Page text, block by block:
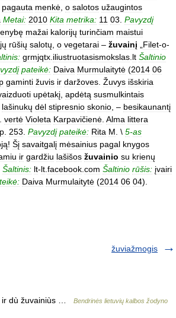
pagauta menkė o salotos užaugintos
Metai: 2010 Kita metrika: 11 03 Pavyzdį
mažai kalorijų turinčiam maistui
rūšių salotų o vegetarai – žuvainį Filet-o-
grmjqtx iliustruotasismokslas lt Šaltinio
pateikė: Daiva Murmulaitytė (2014 06
gaminti žuvis ir daržoves Žuvys išskiria
upėtakį apdėtą susmulkintais
lašinukų dėl stipresnio skonio , – besikaunantį
vertė Violeta Karpavičienė Alma littera
p 253 Pavyzdį pateikė: Rita M . \ 5-as
! Šį savaitgalį mėsainius pagal knygos
ir gardžiu lašišos žuvainio su krienų
Šaltinis: lt-lt facebook com Šaltinio rūšis: įvairi
Daiva Murmulaitytė (2014 06 04).
žuviažmogis
ir dù žuvainiùs …
Bendrinės lietuvių kalbos žodyno